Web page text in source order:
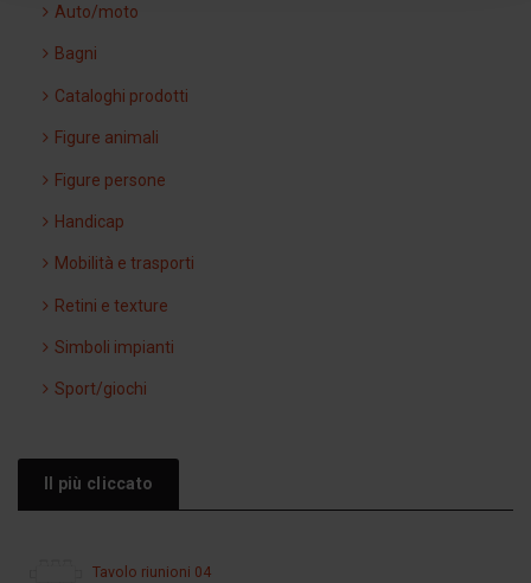
Auto/moto
Bagni
Cataloghi prodotti
Figure animali
Figure persone
Handicap
Mobilità e trasporti
Retini e texture
Simboli impianti
Sport/giochi
Il più cliccato
Tavolo riunioni 04